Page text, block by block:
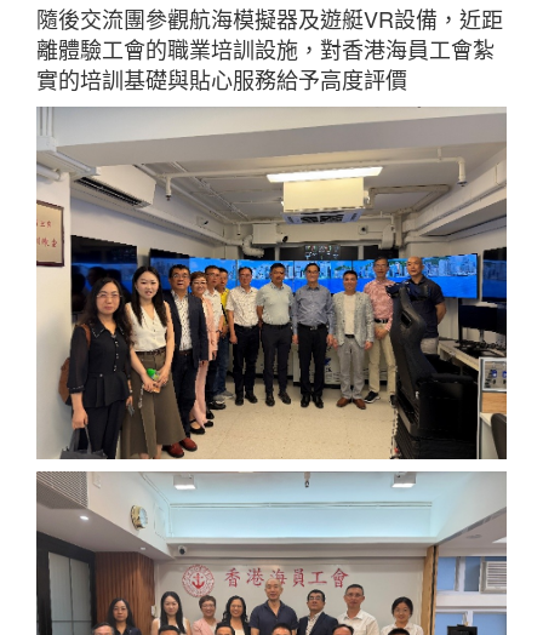
隨後交流團參觀航海模擬器及遊艇VR設備，近距
離體驗工會的職業培訓設施，對香港海員工會紮
實的培訓基礎與貼心服務給予高度評價